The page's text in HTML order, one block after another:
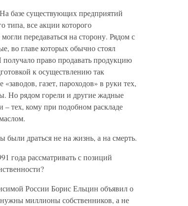
базе существующих предприятий
типа, все акции которого
передаваться на сторону. Рядом с
во главе которых обычно стоял
право продавать продукцию
к осуществлению так
газет, пароходов» в руки тех,
Но рядом горели и другие жадные
– тех, кому при подобном раскладе
драться не на жизнь, а на смерть.
года рассматривать с позиций
России Борис Ельцин объявил о
миллионы собственников, а не